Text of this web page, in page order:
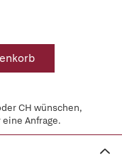
CH wünschen,
eine Anfrage.